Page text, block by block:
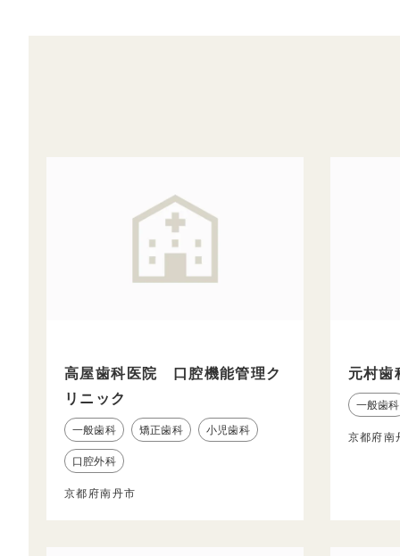
高屋歯科医院 口腔機能管理ク
リニック
一般歯科 矯正歯科 小児歯科
口腔外科
京都府南丹市
元村歯
一般歯科
京都府南